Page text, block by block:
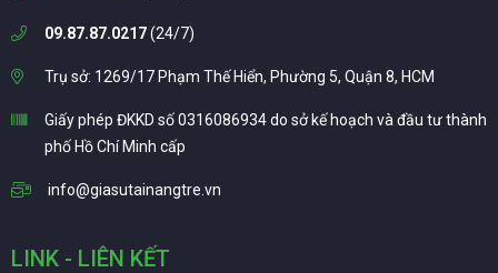
09.87.87.0217(24/7)
Trụ sở: 1269/17 Phạm Thế Hiển, Phường 5, Quận 8, HCM
Giấy phép ĐKKD số 0316086934 do sở kế hoạch và đầu tư thành
phố Hồ Chí Minh cấp
info@giasutainangtre.vn
LINK - LIÊN KẾT